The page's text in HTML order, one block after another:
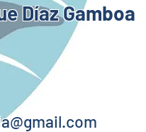
Díaz Gamboa